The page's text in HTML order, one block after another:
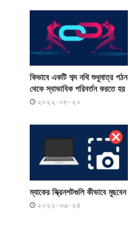
কিভাবে একটি শব্দ নথি শুধুমাত্র পঠন
থেকে স্বাভাবিক পরিবর্তন করতে হয়
২০২২-০৮-২০
ম্যাকের স্ক্রিনশটগুলি কীভাবে মুছবেন
২০২২-০৬-২৪